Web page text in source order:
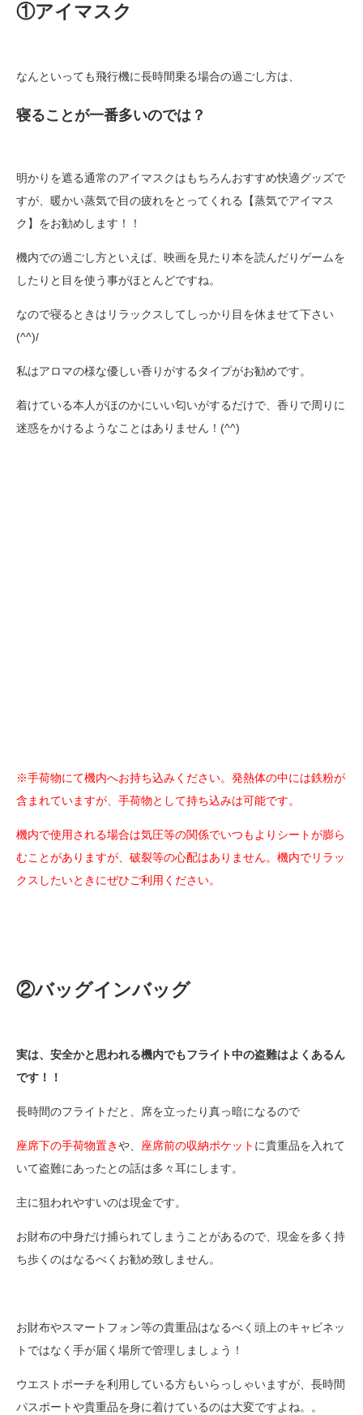
①アイマスク
なんといっても飛行機に長時間乗る場合の過ごし方は、
寝ることが一番多いのでは？
明かりを遮る通常のアイマスクはもちろんおすすめ快適グッズで
すが、暖かい蒸気で目の疲れをとってくれる【蒸気でアイマス
ク】をお勧めします！！
機内での過ごし方といえば、映画を見たり本を読んだりゲームを
したりと目を使う事がほとんどですね。
なので寝るときはリラックスしてしっかり目を休ませて下さい
(^^)/
私はアロマの様な優しい香りがするタイプがお勧めです。
着けている本人がほのかにいい匂いがするだけで、香りで周りに
迷惑をかけるようなことはありません！(^^)
※手荷物にて機内へお持ち込みください。発熱体の中には鉄粉が
含まれていますが、手荷物として持ち込みは可能です。
機内で使用される場合は気圧等の関係でいつもよりシートが膨ら
むことがありますが、破裂等の心配はありません。機内でリラッ
クスしたいときにぜひご利用ください。
②バッグインバッグ
実は、安全かと思われる機内でもフライト中の盗難はよくあるん
です！！
長時間のフライトだと、席を立ったり真っ暗になるので
座席下の手荷物置きや、 座席前の収納ポケット に貴重品を入れて
いて盗難にあったとの話は多々耳にします。
主に狙われやすいのは現金です。
お財布の中身だけ捕られてしまうことがあるので、現金を多く持
ち歩くのはなるべくお勧め致しません。
お財布やスマートフォン等の貴重品はなるべく頭上のキャビネッ
トではなく手が届く場所で管理しましょう！
ウエストポーチを利用している方もいらっしゃいますが、長時間
パスポートや貴重品を身に着けているのは大変ですよね。。